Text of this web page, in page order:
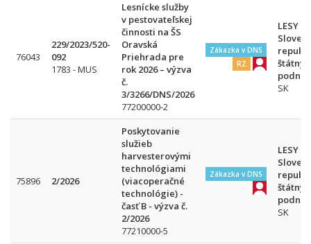
76043
229/2023/520-
092
1783 - MUS
Lesnícke služby
v pestovateľskej
činnosti na ŠS
Oravská
Priehrada pre
rok 2026 – výzva
č.
3/3266/DNS/2026
77200000-2
Zákazka v DNS
RZ
LESY
štátny
podnik
SK
75896 2/2026
Poskytovanie
služieb
harvesterovými
technológiami
(viacoperačné
technológie) -
časť B - výzva č.
2/2026
77210000-5
Zákazka v DNS
LESY
štátny
podnik
SK